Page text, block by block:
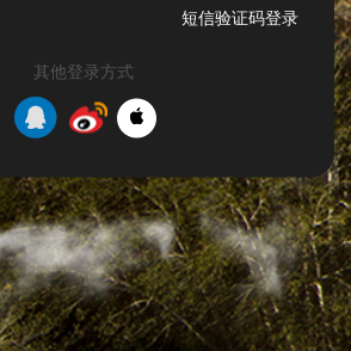
短信验证码登录
其他登录方式